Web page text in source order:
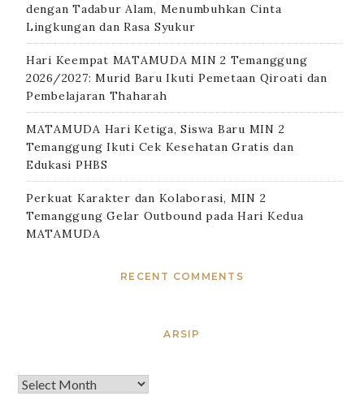
dengan Tadabur Alam, Menumbuhkan Cinta
Lingkungan dan Rasa Syukur
Hari Keempat MATAMUDA MIN 2 Temanggung
2026/2027: Murid Baru Ikuti Pemetaan Qiroati dan
Pembelajaran Thaharah
MATAMUDA Hari Ketiga, Siswa Baru MIN 2
Temanggung Ikuti Cek Kesehatan Gratis dan
Edukasi PHBS
Perkuat Karakter dan Kolaborasi, MIN 2
Temanggung Gelar Outbound pada Hari Kedua
MATAMUDA
RECENT COMMENTS
ARSIP